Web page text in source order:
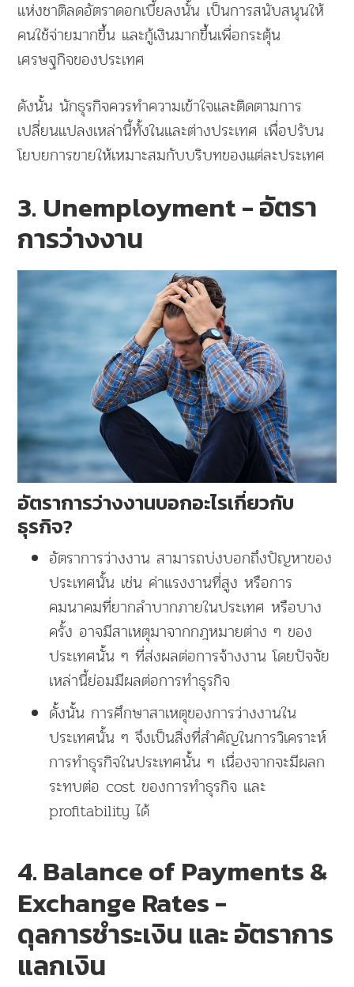
แห่งชาติลดอัตราดอกเบี้ยลงนั้น เป็นการสนับสนุนให้
คนใช้จ่ายมากขึ้น และกู้เงินมากขึ้นเพื่อกระตุ้น
เศรษฐกิจของประเทศ
ดังนั้น นักธุรกิจควรทำความเข้าใจและติดตามการ
เปลี่ยนแปลงเหล่านี้ทั้งในและต่างประเทศ เพื่อปรับน
โยบยการขายให้เหมาะสมกับบริบทของแต่ละประเทศ
3. Unemployment - อัตรา
การว่างงาน
อัตราการว่างงานบอกอะไรเกี่ยวกับ
ธุรกิจ?
อัตราการว่างงาน สามารถบ่งบอกถึงปัญหาของ
ประเทศนั้น เช่น ค่าแรงงานที่สูง หรือการ
คมนาคมที่ยากลำบากภายในประเทศ หรือบาง
ครั้ง อาจมีสาเหตุมาจากกฎหมายต่าง ๆ ของ
ประเทศนั้น ๆ ที่ส่งผลต่อการจ้างงาน โดยปัจจัย
เหล่านี้ย่อมมีผลต่อการทำธุรกิจ
ดั้งนั้น การศึกษาสาเหตุของการว่างงานใน
ประเทศนั้น ๆ จึงเป็นสิ่งที่สำคัญในการวิเคราะห์
การทำธุรกิจในประเทศนั้น ๆ เนื่องจากจะมีผลก
ระทบต่อ cost ของการทำธุรกิจ และ
profitability ได้
4. Balance of Payments &
Exchange Rates -
ดุลการชำระเงิน และ อัตราการ
แลกเงิน